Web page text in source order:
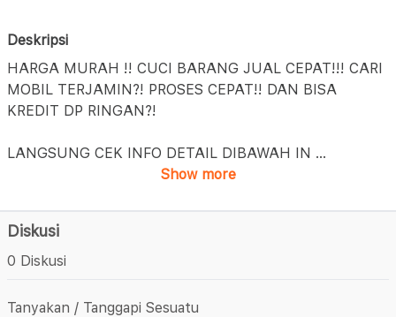
Deskripsi
HARGA MURAH !! CUCI BARANG JUAL CEPAT!!! CARI
MOBIL TERJAMIN?! PROSES CEPAT!! DAN BISA
KREDIT DP RINGAN?!
LANGSUNG CEK INFO DETAIL DIBAWAH IN ...
Show more
Diskusi
0 Diskusi
Tanyakan / Tanggapi Sesuatu